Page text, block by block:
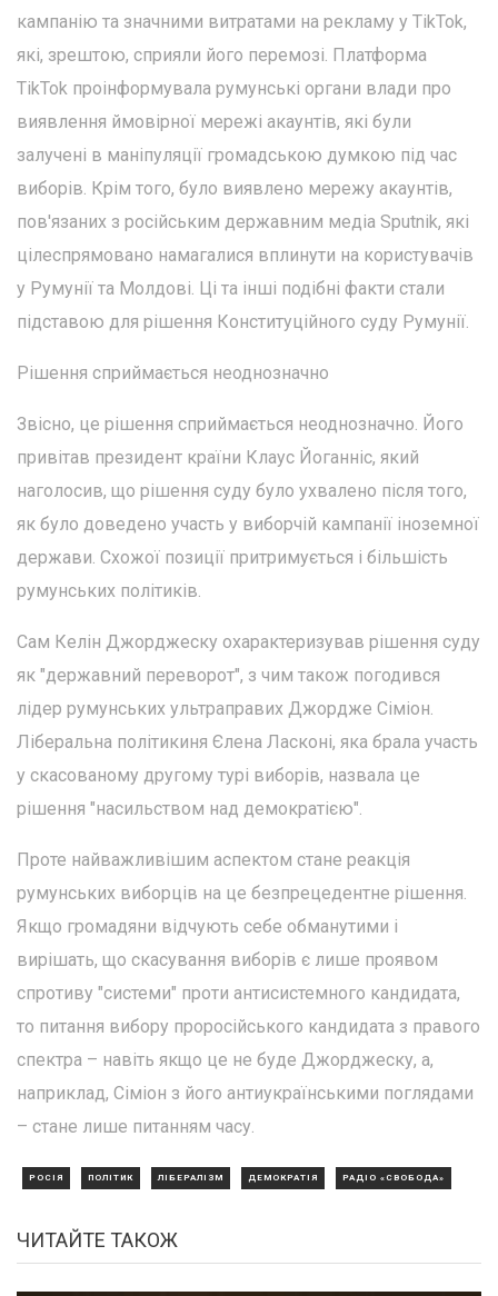
кампанію та значними витратами на рекламу у TikTok,
які, зрештою, сприяли його перемозі. Платформа
TikTok проінформувала румунські органи влади про
виявлення ймовірної мережі акаунтів, які були
залучені в маніпуляції громадською думкою під час
виборів. Крім того, було виявлено мережу акаунтів,
пов'язаних з російським державним медіа Sputnik, які
цілеспрямовано намагалися вплинути на користувачів
у Румунії та Молдові. Ці та інші подібні факти стали
підставою для рішення Конституційного суду Румунії.
Рішення сприймається неоднозначно
Звісно, це рішення сприймається неоднозначно. Його
привітав президент країни Клаус Йоганніс, який
наголосив, що рішення суду було ухвалено після того,
як було доведено участь у виборчій кампанії іноземної
держави. Схожої позиції притримується і більшість
румунських політиків.
Сам Келін Джорджеску охарактеризував рішення суду
як "державний переворот", з чим також погодився
лідер румунських ультраправих Джордже Сіміон.
Ліберальна політикиня Єлена Ласконі, яка брала участь
у скасованому другому турі виборів, назвала це
рішення "насильством над демократією".
Проте найважливішим аспектом стане реакція
румунських виборців на це безпрецедентне рішення.
Якщо громадяни відчують себе обманутими і
вирішать, що скасування виборів є лише проявом
спротиву "системи" проти антисистемного кандидата,
то питання вибору проросійського кандидата з правого
спектра – навіть якщо це не буде Джорджеску, а,
наприклад, Сіміон з його антиукраїнськими поглядами
– стане лише питанням часу.
РОСІЯ ПОЛІТИК ЛІБЕРАЛІЗМ ДЕМОКРАТІЯ РАДІО «СВОБОДА»
ЧИТАЙТЕ ТАКОЖ